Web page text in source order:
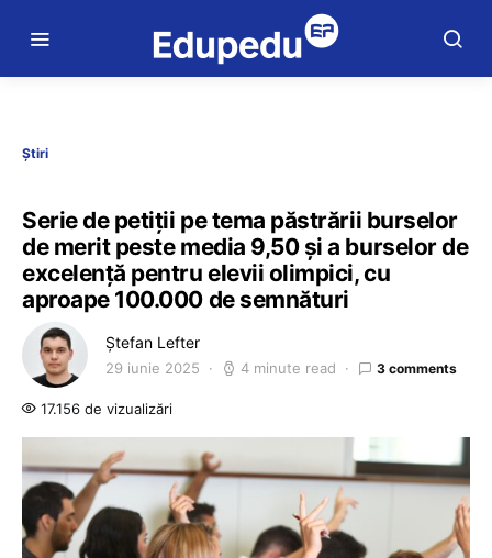
Știri
Serie de petiții pe tema păstrării burselor
de merit peste media 9,50 și a burselor de
excelență pentru elevii olimpici, cu
aproape 100.000 de semnături
Ștefan Lefter
29 iunie 2025 4 minute read 3 comments
17.156 de vizualizări